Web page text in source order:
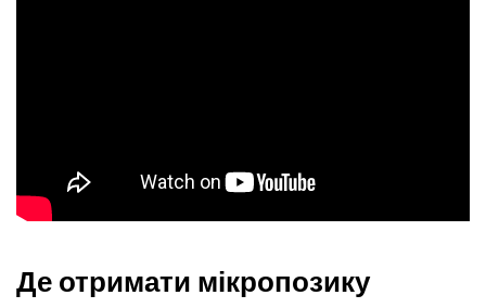
Де отримати мікропозику